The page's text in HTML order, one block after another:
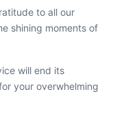
to all our
shining moments of
will end its
your overwhelming